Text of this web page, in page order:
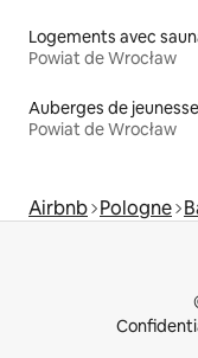
Logements avec
Powiat de Wrocław
Auberges de jeunesse
Powiat de Wrocław
Airbnb Pologne